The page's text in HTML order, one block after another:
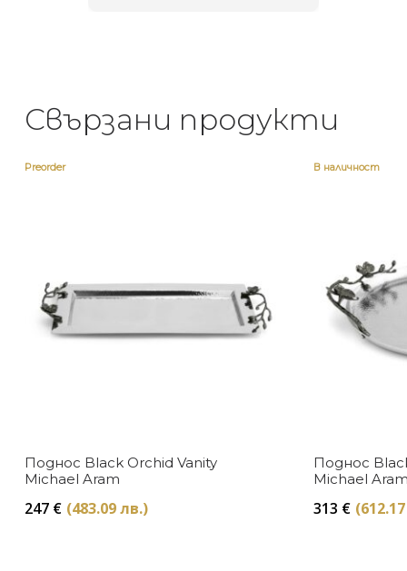
Свързани продукти
Preorder
Поднос Black Orchid Vanity
Michael Aram
247 € (483.09 лв.)
В наличност
Поднос
Michael
313 €